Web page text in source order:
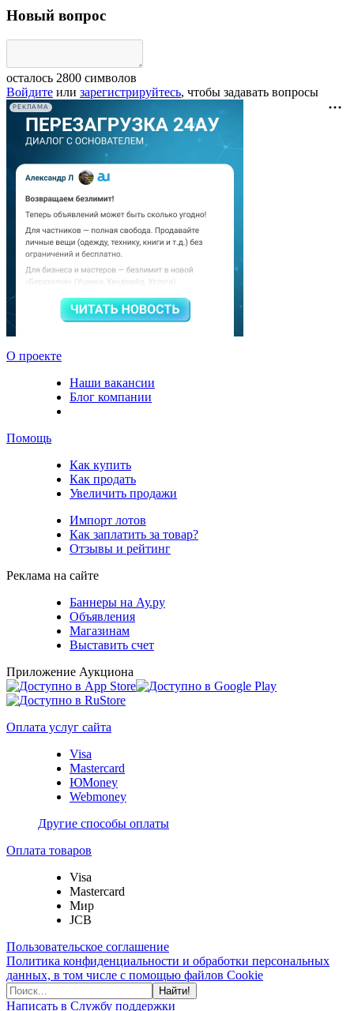
Новый вопрос
осталось 2800 символов
Войдите или зарегистрируйтесь, чтобы задавать вопросы
РЕКЛАМА
О проекте
Наши вакансии
Блог компании
Помощь
Как купить
Как продать
Увеличить продажи
Импорт лотов
Как заплатить за товар?
Отзывы и рейтинг
Реклама на сайте
Баннеры на Ау.ру
Объявления
Магазинам
Выставить счет
Приложение Аукциона
Оплата услуг сайта
Visa
Mastercard
ЮMoney
Webmoney
Другие способы оплаты
Оплата товаров
Visa
Mastercard
Мир
JCB
Пользовательское соглашение
Политика конфиденциальности и обработки персональных
данных, в том числе с помощью файлов Cookie
Найти!
Написать в Службу поддержки